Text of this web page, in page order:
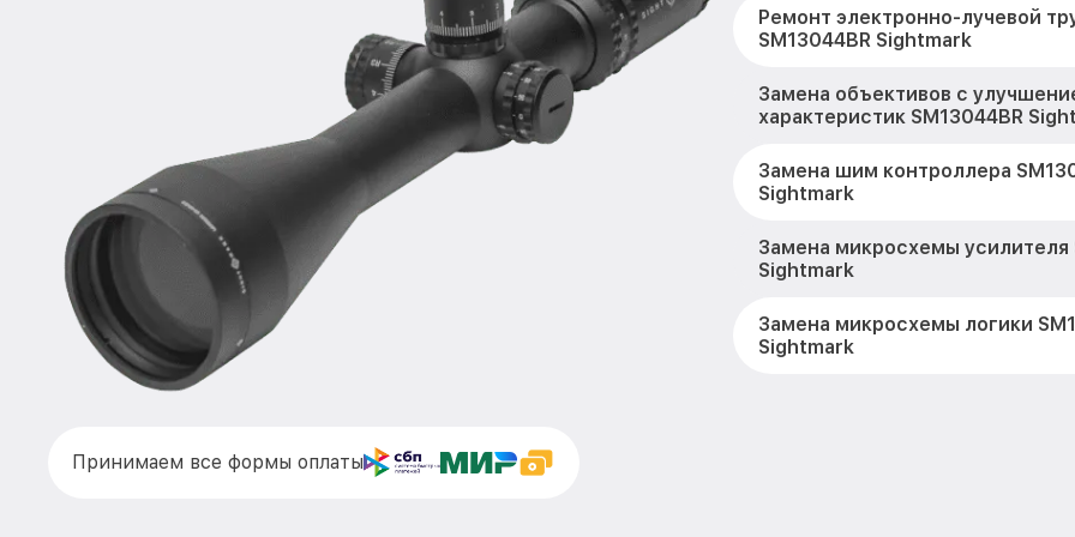
Ремонт электронно-лучевой
SM13044BR Sightmark
Замена объективов с
характеристик SM13044BR
Замена шим контроллера
Sightmark
Замена микросхемы усилителя
Sightmark
Замена микросхемы логики
Sightmark
Принимаем все формы оплаты